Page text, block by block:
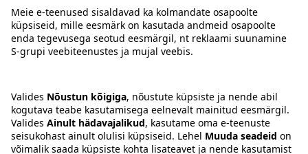
Tingimused
Keel:ETENRU